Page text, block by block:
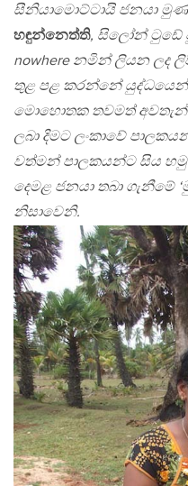
සීනියාමොට්ටායි ජනයා මුණ
හඳුන්නෙත්ති, සිලෝන් ටුඩේ
nowhere නමින් ලියන ලද
තුළ පළ කරන්නේ
මොහොතක තවමත්
ලබා දිමට ලංකාවේ
වත්මන් පාලකයන්ට සිය
දෙමළ ජනයා තබා ගැනීමේ
නිසාවෙනි.